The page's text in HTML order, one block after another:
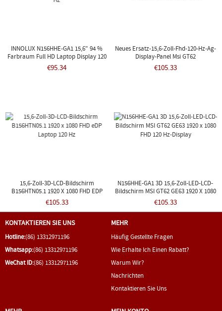
INNOLUX N156HHE-GA1 15,6" 94 %
Farbraum Full HD Laptop Display 120
Hz
€95.34
Neues Ersatz-15,6-Zoll-Fhd-120-Hz-Ag-
Display-Panel Msi GT62
€105.33
15,6-Zoll-3D-LCD-Bildschirm
B156HTN05.1 1920 X 1080 FHD EDP
Laptop 120 Hz
€105.33
N156HHE-GA1 3D 15,6-Zoll-LED-LCD-
Bildschirm MSI GT62 GE63 1920 X 1080
FHD 120 Hz-Display
€105.33
KONTAKTIEREN SIE UNS
Hotline:(86) 13312971196
Whatsapp:(86) 13312971196
WeChat ID:(86) 13312971196
MEHR
Häufig Gestellte Fragen
Wie Erhalte Ich Einen Rabatt?
Warum Wir?
Nachrichten
Kontaktieren Sie Uns